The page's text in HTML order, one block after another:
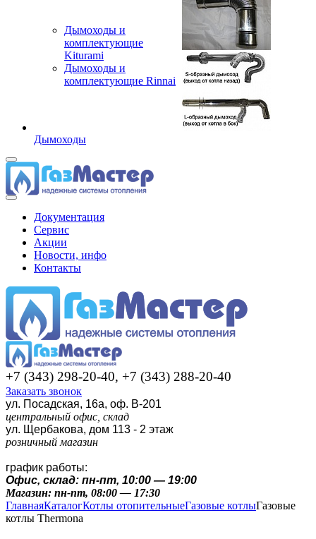
Дымоходы и
комплектующие
Kiturami
Дымоходы и
комплектующие Rinnai
Дымоходы
Документация
Сервис
Акции
Новости, инфо
Контакты
+7 (343) 298-20-40, +7 (343) 288-20-40
Заказать звонок
ул. Посадская, 16а, оф. В-201
центральный офис, склад
ул. Щербакова, дом 113 - 2 этаж
розничный магазин
график работы:
Офис, склад: пн-пт, 10:00 — 19:00
Магазин: пн-пт, 08:00 — 17:30
ГлавнаяКаталогКотлы отопительныеГазовые котлыГазовые
котлы Thermona